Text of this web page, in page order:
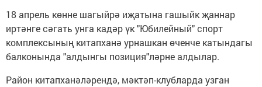
18 апрель көнне шагыйрә иҗатына га­шыйк җаннар
иртәнге сәгать унга кадәр үк "Юбилейный" спорт
комплексының китапханә урнашкан өченче катындагы
балконында "алдынгы позиция"ләрне алдылар.
Район китапханәләрендә, мәктәп-клуб­ларда узган